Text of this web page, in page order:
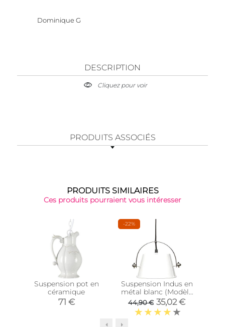
Dominique G
DESCRIPTION
Cliquez pour voir
PRODUITS ASSOCIÉS
PRODUITS SIMILAIRES
Ces produits pourraient vous intéresser
Suspension pot en
céramique
71 €
-22%
Suspension Indus en
métal blanc (Modèle
2)
44,90 € 35,02 €